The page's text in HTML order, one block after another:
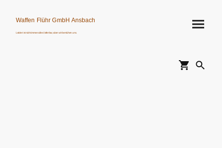
Waffen Flühr GmbH Ansbach
Leider ist nicht immer alles lieferbar, aber wir bemühen uns.